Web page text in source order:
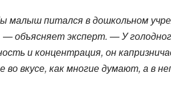
малыш питался в дошкольном
объясняет эксперт. — У
и концентрация, он
во вкусе, как многие думают, а в